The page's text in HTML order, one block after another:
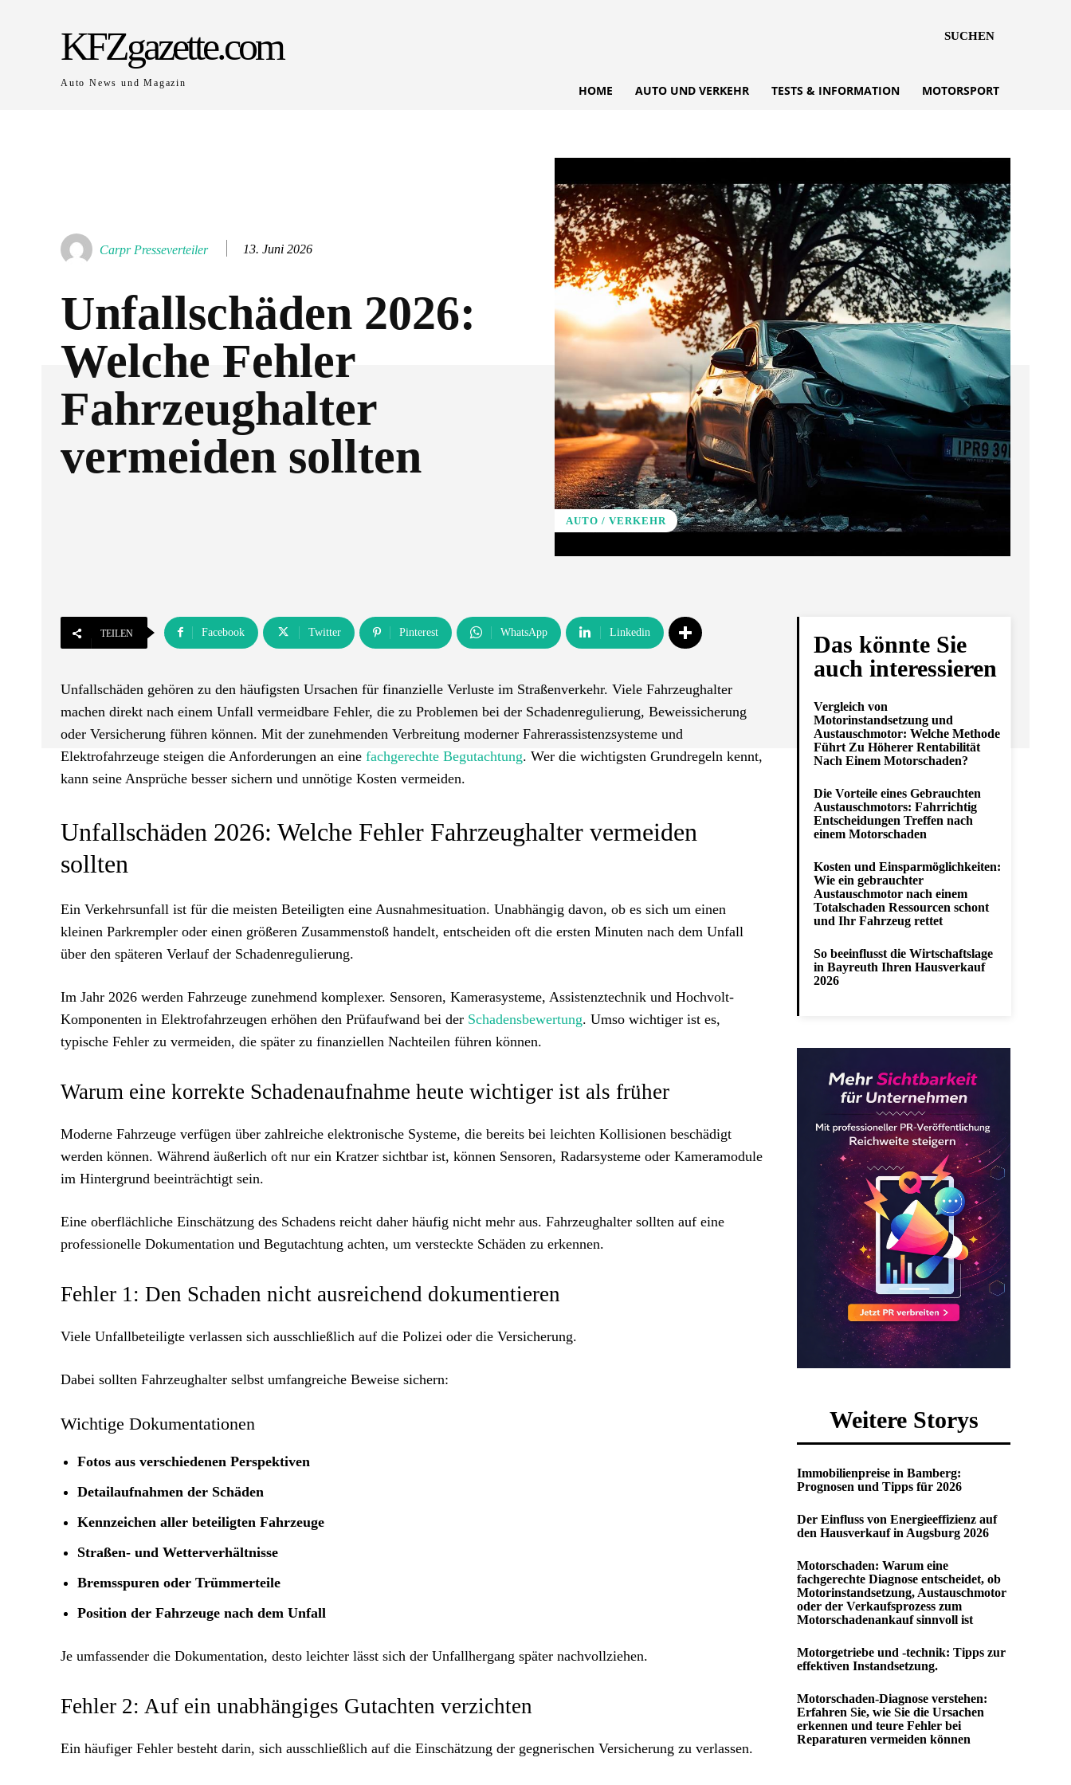
KFZgazette.com
Auto News und Magazin
SUCHEN
HOME AUTO UND VERKEHR TESTS & INFORMATION MOTORSPORT
Carpr Presseverteiler 13. Juni 2026
Unfallschäden 2026:
Welche Fehler
Fahrzeughalter
vermeiden sollten
AUTO / VERKEHR
TEILEN Facebook Twitter Pinterest WhatsApp Linkedin
Unfallschäden gehören zu den häufigsten Ursachen für finanzielle Verluste im Straßenverkehr. Viele Fahrzeughalter
machen direkt nach einem Unfall vermeidbare Fehler, die zu Problemen bei der Schadenregulierung, Beweissicherung
oder Versicherung führen können. Mit der zunehmenden Verbreitung moderner Fahrerassistenzsysteme und
Elektrofahrzeuge steigen die Anforderungen an eine fachgerechte Begutachtung. Wer die wichtigsten Grundregeln kennt,
kann seine Ansprüche besser sichern und unnötige Kosten vermeiden.
Unfallschäden 2026: Welche Fehler Fahrzeughalter vermeiden
sollten
Ein Verkehrsunfall ist für die meisten Beteiligten eine Ausnahmesituation. Unabhängig davon, ob es sich um einen
kleinen Parkrempler oder einen größeren Zusammenstoß handelt, entscheiden oft die ersten Minuten nach dem Unfall
über den späteren Verlauf der Schadenregulierung.
Im Jahr 2026 werden Fahrzeuge zunehmend komplexer. Sensoren, Kamerasysteme, Assistenztechnik und Hochvolt-
Komponenten in Elektrofahrzeugen erhöhen den Prüfaufwand bei der Schadensbewertung. Umso wichtiger ist es,
typische Fehler zu vermeiden, die später zu finanziellen Nachteilen führen können.
Warum eine korrekte Schadenaufnahme heute wichtiger ist als früher
Moderne Fahrzeuge verfügen über zahlreiche elektronische Systeme, die bereits bei leichten Kollisionen beschädigt
werden können. Während äußerlich oft nur ein Kratzer sichtbar ist, können Sensoren, Radarsysteme oder Kameramodule
im Hintergrund beeinträchtigt sein.
Eine oberflächliche Einschätzung des Schadens reicht daher häufig nicht mehr aus. Fahrzeughalter sollten auf eine
professionelle Dokumentation und Begutachtung achten, um versteckte Schäden zu erkennen.
Fehler 1: Den Schaden nicht ausreichend dokumentieren
Viele Unfallbeteiligte verlassen sich ausschließlich auf die Polizei oder die Versicherung.
Dabei sollten Fahrzeughalter selbst umfangreiche Beweise sichern:
Wichtige Dokumentationen
Fotos aus verschiedenen Perspektiven
Detailaufnahmen der Schäden
Kennzeichen aller beteiligten Fahrzeuge
Straßen- und Wetterverhältnisse
Bremsspuren oder Trümmerteile
Position der Fahrzeuge nach dem Unfall
Je umfassender die Dokumentation, desto leichter lässt sich der Unfallhergang später nachvollziehen.
Fehler 2: Auf ein unabhängiges Gutachten verzichten
Ein häufiger Fehler besteht darin, sich ausschließlich auf die Einschätzung der gegnerischen Versicherung zu verlassen.
Das könnte Sie
auch interessieren
Vergleich von
Motorinstandsetzung und
Austauschmotor: Welche Methode
Führt Zu Höherer Rentabilität
Nach Einem Motorschaden?
Die Vorteile eines Gebrauchten
Austauschmotors: Fahrrichtig
Entscheidungen Treffen nach
einem Motorschaden
Kosten und Einsparmöglichkeiten:
Wie ein gebrauchter
Austauschmotor nach einem
Totalschaden Ressourcen schont
und Ihr Fahrzeug rettet
So beeinflusst die Wirtschaftslage
in Bayreuth Ihren Hausverkauf
2026
Weitere Storys
Immobilienpreise in Bamberg:
Prognosen und Tipps für 2026
Der Einfluss von Energieeffizienz auf
den Hausverkauf in Augsburg 2026
Motorschaden: Warum eine
fachgerechte Diagnose entscheidet, ob
Motorinstandsetzung, Austauschmotor
oder der Verkaufsprozess zum
Motorschadenankauf sinnvoll ist
Motorgetriebe und -technik: Tipps zur
effektiven Instandsetzung.
Motorschaden-Diagnose verstehen:
Erfahren Sie, wie Sie die Ursachen
erkennen und teure Fehler bei
Reparaturen vermeiden können